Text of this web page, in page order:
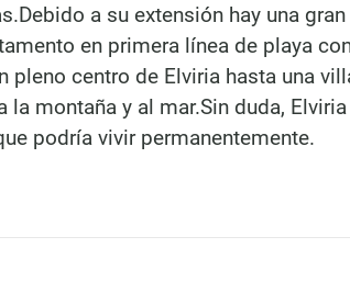
a su extensión hay una
en primera línea de playa
pleno centro de Elviria hasta una
la montaña y al mar.Sin duda,
podría vivir permanentemente.